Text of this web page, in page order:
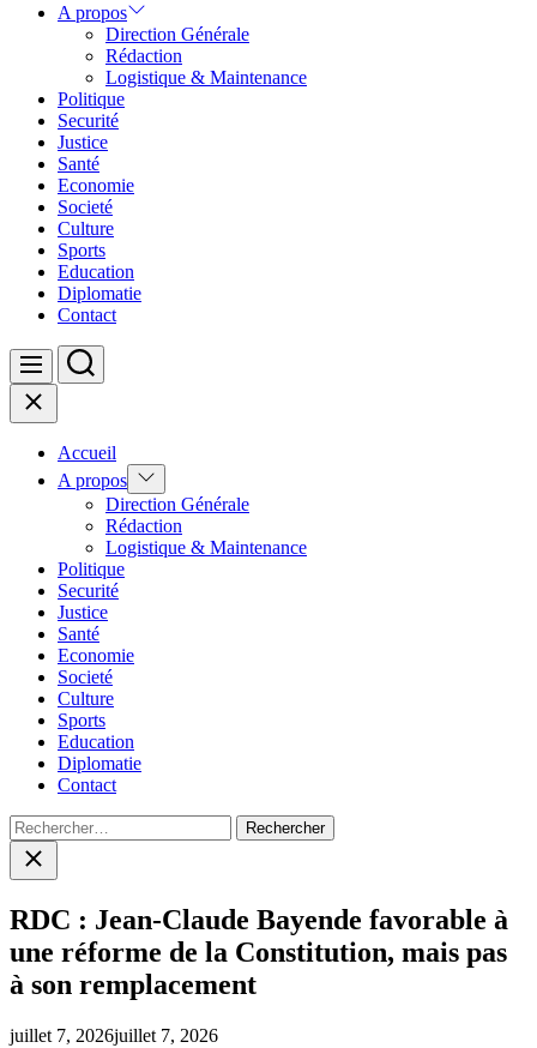
A propos
Direction Générale
Rédaction
Logistique & Maintenance
Politique
Securité
Justice
Santé
Economie
Societé
Culture
Sports
Education
Diplomatie
Contact
Menu Search
Close
Accueil
A propos Show
sub
menu
Direction Générale
Rédaction
Logistique & Maintenance
Politique
Securité
Justice
Santé
Economie
Societé
Culture
Sports
Education
Diplomatie
Contact
Rechercher :
Close
search
RDC : Jean-Claude Bayende favorable à
une réforme de la Constitution, mais pas
à son remplacement
juillet 7, 2026juillet 7, 2026